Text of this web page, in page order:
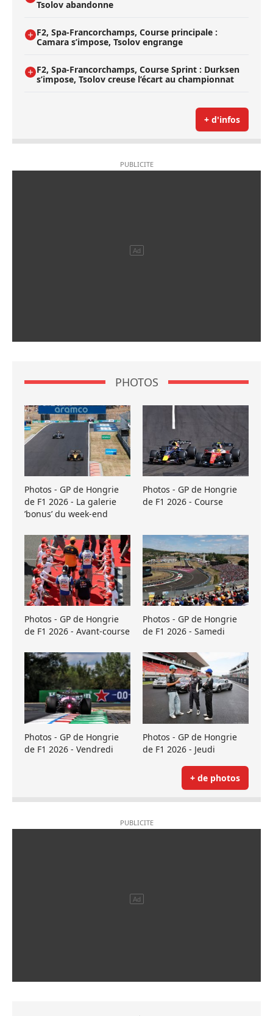
Tsolov abandonne
F2, Spa-Francorchamps, Course principale :
Camara s’impose, Tsolov engrange
F2, Spa-Francorchamps, Course Sprint : Durksen
s’impose, Tsolov creuse l’écart au championnat
+ d'infos
PHOTOS
Photos - GP de Hongrie
de F1 2026 - La galerie
’bonus’ du week-end
Photos - GP de Hongrie
de F1 2026 - Course
Photos - GP de Hongrie
de F1 2026 - Avant-course
Photos - GP de Hongrie
de F1 2026 - Samedi
Photos - GP de Hongrie
de F1 2026 - Vendredi
Photos - GP de Hongrie
de F1 2026 - Jeudi
+ de photos